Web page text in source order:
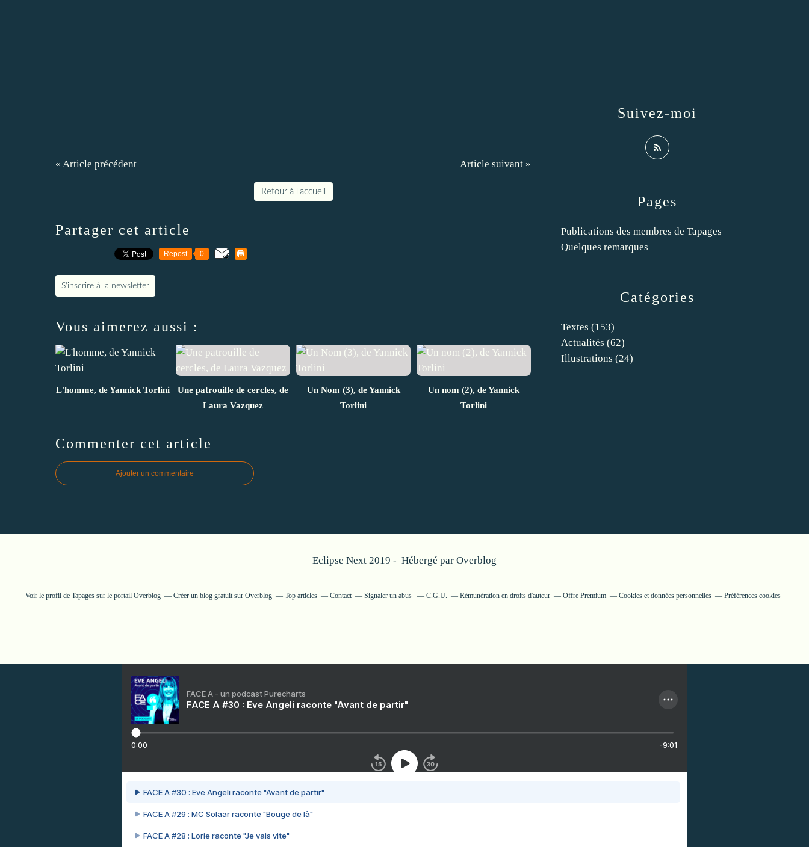
« Article précédent Article suivant »
Retour à l'accueil
Partager cet article
Repost 0
S'inscrire à la newsletter
Vous aimerez aussi :
L'homme, de Yannick Torlini
Une patrouille de cercles, de
Laura Vazquez
Un Nom (3), de Yannick
Torlini
Un nom (2), de Yannick
Torlini
Commenter cet article
Ajouter un commentaire
Catégories
Textes (153)
Actualités (62)
Illustrations (24)
Pages
Publications des membres de Tapages
Quelques remarques
Suivez-moi
Eclipse Next 2019 - Hébergé par Overblog
Voir le profil de Tapagessur le portail Overblog Créer un blog gratuit sur Overblog Top articles Contact Signaler un abus C.G.U. Rémunération en droits d'auteur Offre Premium Cookies et données personnelles Préférences cookies
FACE A - un podcast Purecharts
FACE A #30 : Eve Angeli raconte "Avant de partir"
0:00 -9:01
FACE A #30 : Eve Angeli raconte "Avant de partir"
FACE A #29 : MC Solaar raconte "Bouge de là"
FACE A #28 : Lorie raconte "Je vais vite"